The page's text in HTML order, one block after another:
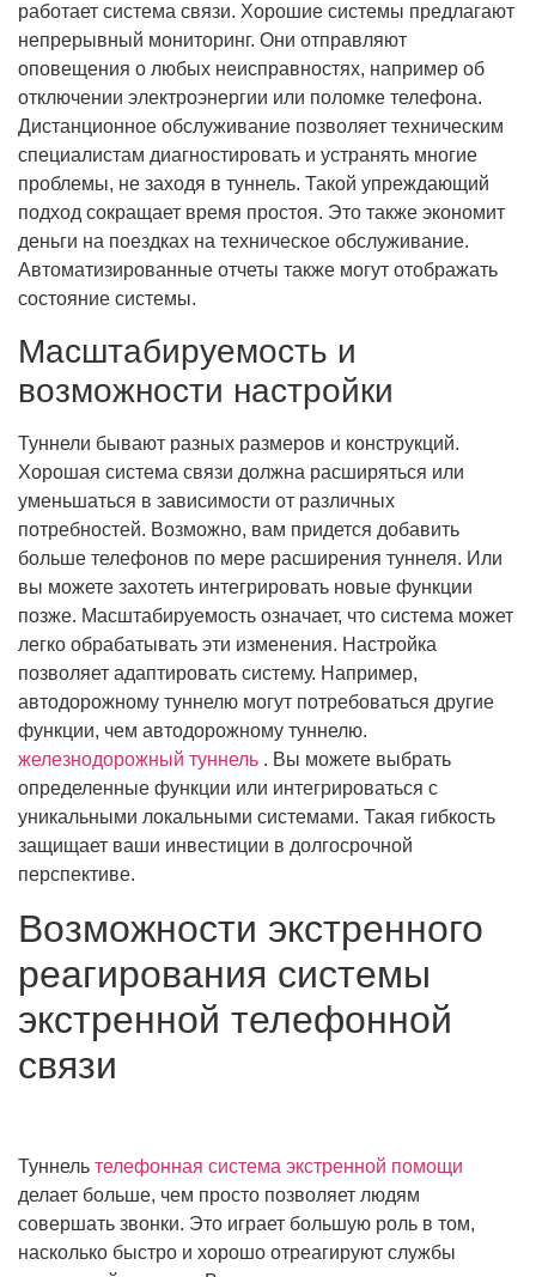
работает система связи. Хорошие системы предлагают
непрерывный мониторинг. Они отправляют
оповещения о любых неисправностях, например об
отключении электроэнергии или поломке телефона.
Дистанционное обслуживание позволяет техническим
специалистам диагностировать и устранять многие
проблемы, не заходя в туннель. Такой упреждающий
подход сокращает время простоя. Это также экономит
деньги на поездках на техническое обслуживание.
Автоматизированные отчеты также могут отображать
состояние системы.
Масштабируемость и
возможности настройки
Туннели бывают разных размеров и конструкций.
Хорошая система связи должна расширяться или
уменьшаться в зависимости от различных
потребностей. Возможно, вам придется добавить
больше телефонов по мере расширения туннеля. Или
вы можете захотеть интегрировать новые функции
позже. Масштабируемость означает, что система может
легко обрабатывать эти изменения. Настройка
позволяет адаптировать систему. Например,
автодорожному туннелю могут потребоваться другие
функции, чем автодорожному туннелю.
железнодорожный туннель . Вы можете выбрать
определенные функции или интегрироваться с
уникальными локальными системами. Такая гибкость
защищает ваши инвестиции в долгосрочной
перспективе.
Возможности экстренного
реагирования системы
экстренной телефонной
связи
Туннель телефонная система экстренной помощи
делает больше, чем просто позволяет людям
совершать звонки. Это играет большую роль в том,
насколько быстро и хорошо отреагируют службы